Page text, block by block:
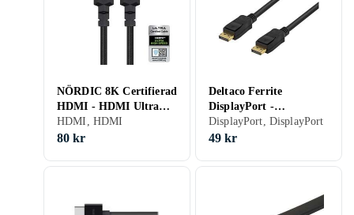
NÖRDIC 8K Certifierad
HDMI - HDMI Ultra
High Speed 0,5m
HDMI, HDMI
80 kr
Deltaco Ferrite
DisplayPort -
DisplayPort 2m
DisplayPort, DisplayPort
49 kr